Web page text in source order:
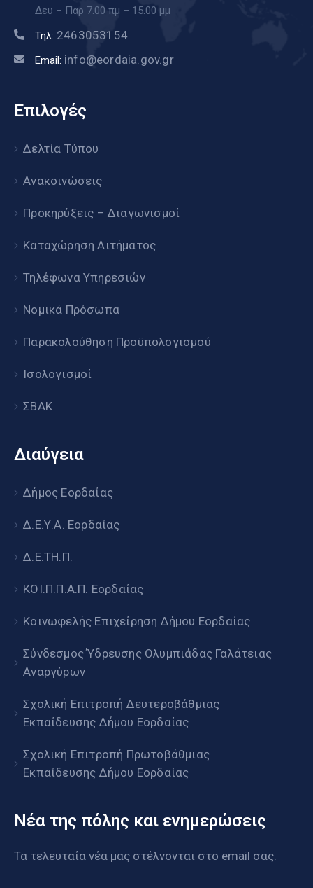
Δευ – Παρ 7.00 πμ – 15.00 μμ
Τηλ: 2463053154
Email: info@eordaia.gov.gr
Επιλογές
Δελτία Τύπου
Ανακοινώσεις
Προκηρύξεις – Διαγωνισμοί
Καταχώρηση Αιτήματος
Τηλέφωνα Υπηρεσιών
Νομικά Πρόσωπα
Παρακολούθηση Προϋπολογισμού
Ισολογισμοί
ΣΒΑΚ
Διαύγεια
Δήμος Εορδαίας
Δ.Ε.Υ.Α. Εορδαίας
Δ.Ε.ΤΗ.Π.
ΚΟΙ.Π.Π.Α.Π. Εορδαίας
Κοινωφελής Επιχείρηση Δήμου Εορδαίας
Σύνδεσμος Ύδρευσης Ολυμπιάδας Γαλάτειας
Αναργύρων
Σχολική Επιτροπή Δευτεροβάθμιας
Εκπαίδευσης Δήμου Εορδαίας
Σχολική Επιτροπή Πρωτοβάθμιας
Εκπαίδευσης Δήμου Εορδαίας
Νέα της πόλης και ενημερώσεις
Τα τελευταία νέα μας στέλνονται στο email σας.